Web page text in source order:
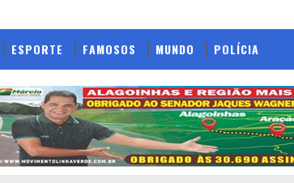
ESPORTE FAMOSOS MUNDO POLÍCIA